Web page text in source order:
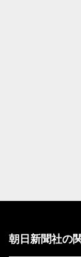
朝日新聞社の